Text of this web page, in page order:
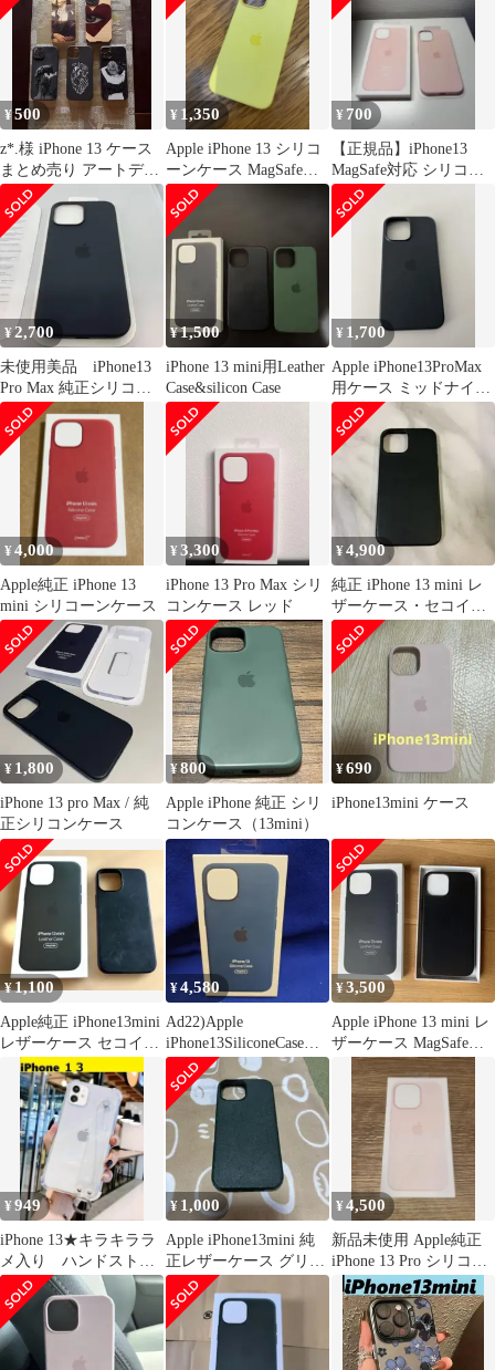
¥500
z*.様 iPhone 13 ケース
まとめ売り アートデザ
イン ソフトケース
¥ 1,350
Apple iPhone 13 シリコ
ーンケース MagSafe対
応 イエロー
¥ 700
【正規品】iPhone13
MagSafe対応 シリコー
ンケース ピンク
¥2,700
未使用美品 iPhone13
Pro Max 純正シリコー
ンケース
¥1,500
iPhone 13 mini用Leather
Case&silicon Case
¥ 1,700
Apple iPhone13ProMax
用ケース ミッドナイ
ト ブラック
¥4,000
Apple純正 iPhone 13
mini シリコーンケース
¥3,300
iPhone 13 Pro Max シリ
コンケース レッド
¥4,900
純正 iPhone 13 mini レ
ザーケース・セコイア
グリーン
¥ 1,800
iPhone 13 pro Max / 純
正シリコンケース
¥800
Apple iPhone 純正 シリ
コンケース（13mini）
¥690
iPhone13mini ケース
¥1,100
Apple純正 iPhone13mini
レザーケース セコイア
グリーン 箱付き
¥4,580
Ad22)Apple
iPhone13SiliconeCase
Blue
¥3,500
Apple iPhone 13 mini レ
ザーケース MagSafe対
¥949
iPhone 13★キラキララ
メ入り ハンドストラ
ップベルト iPhoneケー
ス
¥ 1,000
Apple iPhone13mini 純
正レザーケース グリー
ン
¥4,500
新品未使用 Apple純正
iPhone 13 Pro シリコー
ンケース